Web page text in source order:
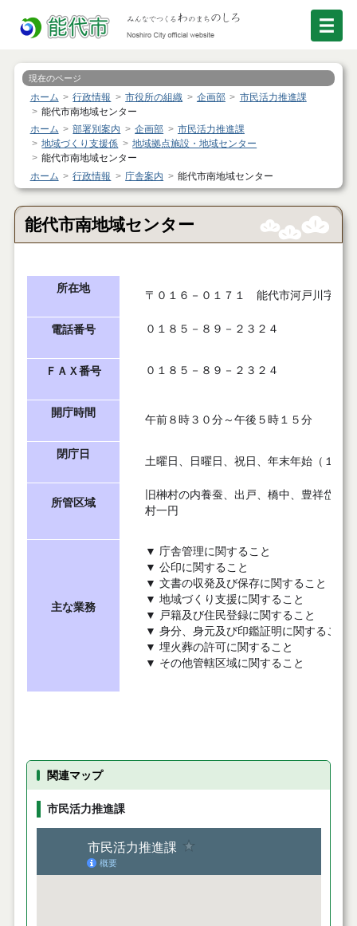
現在のページ
ホーム 行政情報 市役所の組織 企画部
市民活力推進課
能代市南地域センター
ホーム
部署別案内 企画部
市民活力推進課
地域づくり支援係
地域拠点施設・地域センター
能代市南地域センター
ホーム
行政情報 庁舎案内 能代市南地域センター
能代市南地域センター
所在地
〒０１６－０１７１ 能代市河戸川字南
電話番号 ０１８５－８９－２３２４
ＦＡＸ番号 ０１８５－ ８９－２３２４
開庁時間
午前８時３０分～午後５時１５分
閉庁日
土曜日、日曜日、祝日、年末年始（１２
所管区域
旧榊村の内養蚕、出戸、橋中、豊祥岱、
村一円
主な業務
▼ 庁舎管理に関すること
▼ 公印に関すること
▼ 文書の収発及び保存に関すること
▼ 地域づくり支援に関すること
▼ 戸籍及び住民登録に関すること
▼ 身分、身元及び印鑑証明に関すること
▼ 埋火葬の許可に関すること
▼ その他管轄区域に関すること
関連マップ
市民活力推進課